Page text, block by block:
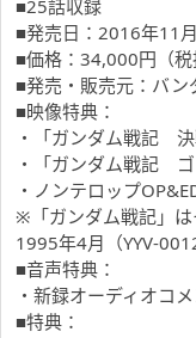
■25話収録
■発売日：2016年11
■価格：34,000円（税
■発売・販売元：バン
■映像特典：
・「ガンダム戦記 決
・「ガンダム戦記 ゴ
・ノンテロップ
※「ガンダム戦記」は
1995年4月（YYV-
■音声特典：
・新録オーディオコ
■特典：